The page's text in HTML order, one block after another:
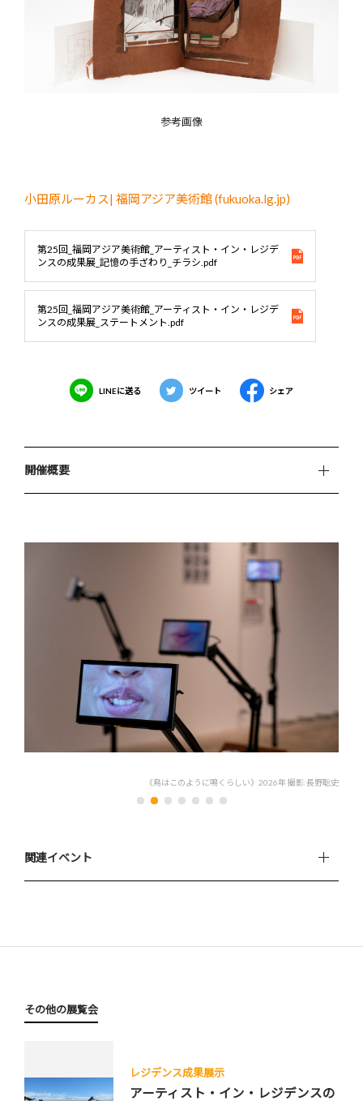
参考画像
小田原ルーカス| 福岡アジア美術館 (fukuoka.lg.jp)
第25回_福岡アジア美術館_アーティスト・イン・レジデ
ンスの成果展_記憶の手ざわり_チラシ.pdf
第25回_福岡アジア美術館_アーティスト・イン・レジデ
ンスの成果展_ステートメント.pdf
LINEに送る ツイート シェア
開催概要
《鳥はこのように鳴くらしい》2026年 撮影:長野聡史
関連イベント
その他の展覧会
レジデンス成果展示
アーティスト・イン・レジデンスの